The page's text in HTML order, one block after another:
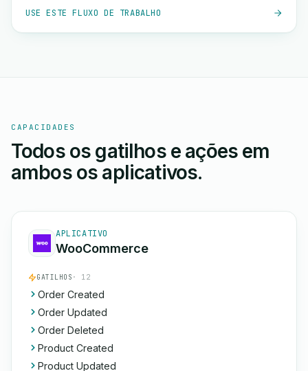
USE ESTE FLUXO DE TRABALHO
CAPACIDADES
Todos os gatilhos e ações em
ambos os aplicativos.
APLICATIVO
WooCommerce
GATILHOS · 12
Order Created
Order Updated
Order Deleted
Product Created
Product Updated